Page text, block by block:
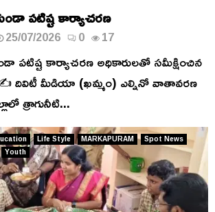
పటిష్ట కార్యాచరణ
25/07/2026 0 17
పటిష్ట కార్యాచరణ అధికారులతో సమీక్షించిన
✍️ దివిటీ మీడియా (ఖమ్మం) ఎల్నినో వాతావరణ
త్రాగునీటి...
Life Style MARKAPURAM
Spot News
Youth